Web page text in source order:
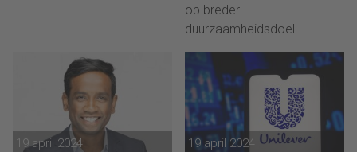
op breder
duurzaamheidsdoel
19 april 2024 19 april 2024